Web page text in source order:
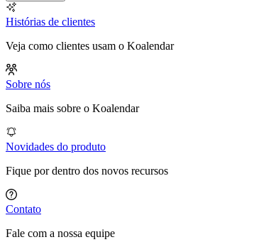
Histórias de clientes
Veja como clientes usam o Koalendar
Sobre nós
Saiba mais sobre o Koalendar
Novidades do produto
Fique por dentro dos novos recursos
Contato
Fale com a nossa equipe